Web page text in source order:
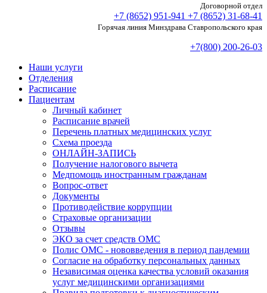
Договорной отдел
+7 (8652) 951-941 +7 (8652) 31-68-41
Горячая линия Минздрава Ставропольского края
+7(800) 200-26-03
Наши услуги
Отделения
Расписание
Пациентам
Личный кабинет
Расписание врачей
Перечень платных медицинских услуг
Схема проезда
ОНЛАЙН-ЗАПИСЬ
Получение налогового вычета
Медпомощь иностранным гражданам
Вопрос-ответ
Документы
Противодействие коррупции
Страховые организации
Отзывы
ЭКО за счет средств ОМС
Полис ОМС - нововведения в период пандемии
Согласие на обработку персональных данных
Независимая оценка качества условий оказания
услуг медицинскими организациями